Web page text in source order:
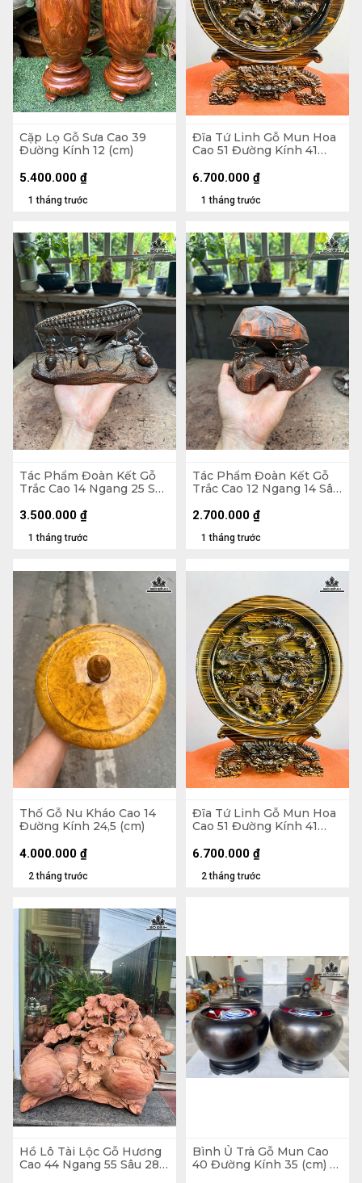
Cặp Lọ Gỗ Sưa Cao 39
Đường Kính 12 (cm)
1 tháng trước
5.400.000 ₫
Đĩa Tứ Linh Gỗ Mun Hoa
Cao 51 Đường Kính 41
1 tháng trước
6.700.000 ₫
Tác Phẩm Đoàn Kết Gỗ
Trắc Cao 14 Ngang 25 Sâu
1 tháng trước
3.500.000 ₫
Tác Phẩm Đoàn Kết Gỗ
Trắc Cao 12 Ngang 14 Sâu
1 tháng trước
2.700.000 ₫
Thố Gỗ Nu Kháo Cao 14
Đường Kính 24,5 (cm)
2 tháng trước
4.000.000 ₫
Đĩa Tứ Linh Gỗ Mun Hoa
Cao 51 Đường Kính 41
2 tháng trước
6.700.000 ₫
Hồ Lô Tài Lộc Gỗ Hương
Cao 44 Ngang 55 Sâu 28
Bình Ủ Trà Gỗ Mun Cao
40 Đường Kính 35 (cm) -